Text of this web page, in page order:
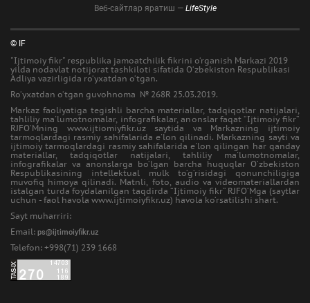
Веб-сайтлар яратиш — LifeStyle
© IF
"Ijtimoiy fikr" respublika jamoatchilik fikrini o‘rganish Markazi 2019
yilda nodavlat notijorat tashkiloti sifatida O‘zbekiston Respublikasi
Adliya vazirligida ro‘yxatdan o‘tgan.
Ro‘yxatdan o‘tgan guvohnoma № 268R 25.03.2019.
Markaz faoliyatiga tegishli barcha materiallar, tadqiqotlar natijalari,
tahliliy ma'lumotnomalar, infografikalar, anonslar faqat “Ijtimoiy fikr”
RJFO‘Mning www.ijtiomiyfikr.uz saytida va Markazning ijtimoiy
tarmoqlardagi rasmiy sahifalarida e'lon qilinadi. Markazning sayti va
ijtimoiy tarmoqlardagi rasmiy sahifalarida e'lon qilingan har qanday
materiallar, tadqiqotlar natijalari, tahliliy ma'lumotnomalar,
infografikalar va anonslarga bo‘lgan barcha huquqlar O‘zbekiston
Respublikasining intellektual mulk to‘g‘risidagi qonunchiligiga
muvofiq himoya qilinadi. Matnli, foto, audio va videomateriallardan
istalgan turda foydalanilgan taqdirda “Ijtimoiy fikr” RJFO‘Mga (saytlar
uchun - faol havola www.ijtimoiyfikr.uz) havola ko‘rsatilishi shart.
Sayt muharriri:
Email: ps@ijtimoiyfikr.uz
Telefon: +998(71) 239 1668